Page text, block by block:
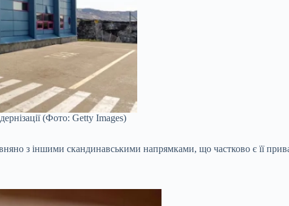
(Фото: Getty Images)
з іншими скандинавськими напрямками, що частково є її